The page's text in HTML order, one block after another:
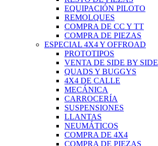
EQUIPACIÓN PILOTO
REMOLQUES
COMPRA DE CC Y TT
COMPRA DE PIEZAS
ESPECIAL 4X4 Y OFFROAD
PROTOTIPOS
VENTA DE SIDE BY SIDE
QUADS Y BUGGYS
4X4 DE CALLE
MECÁNICA
CARROCERÍA
SUSPENSIONES
LLANTAS
NEUMÁTICOS
COMPRA DE 4X4
COMPRA DE PIEZAS